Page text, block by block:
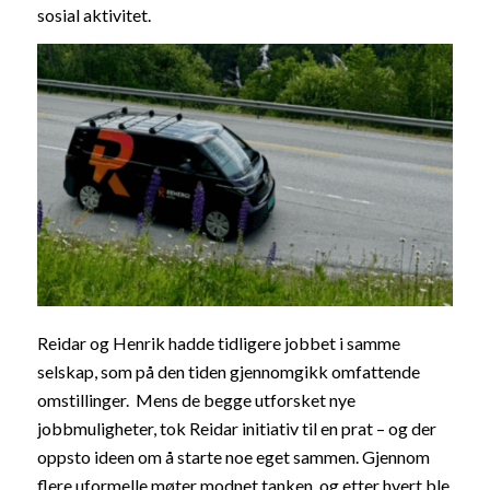
sosial aktivitet.
Reidar og Henrik hadde tidligere jobbet i samme
selskap, som på den tiden gjennomgikk omfattende
omstillinger. Mens de begge utforsket nye
jobbmuligheter, tok Reidar initiativ til en prat – og der
oppsto ideen om å starte noe eget sammen. Gjennom
flere uformelle møter modnet tanken, og etter hvert ble